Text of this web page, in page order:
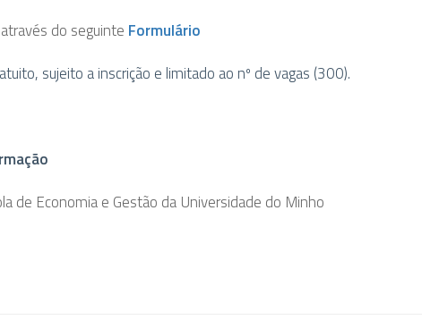
do seguinte Formulário
sujeito a inscrição e limitado ao nº de vagas (300).
de Economia e Gestão da Universidade do Minho